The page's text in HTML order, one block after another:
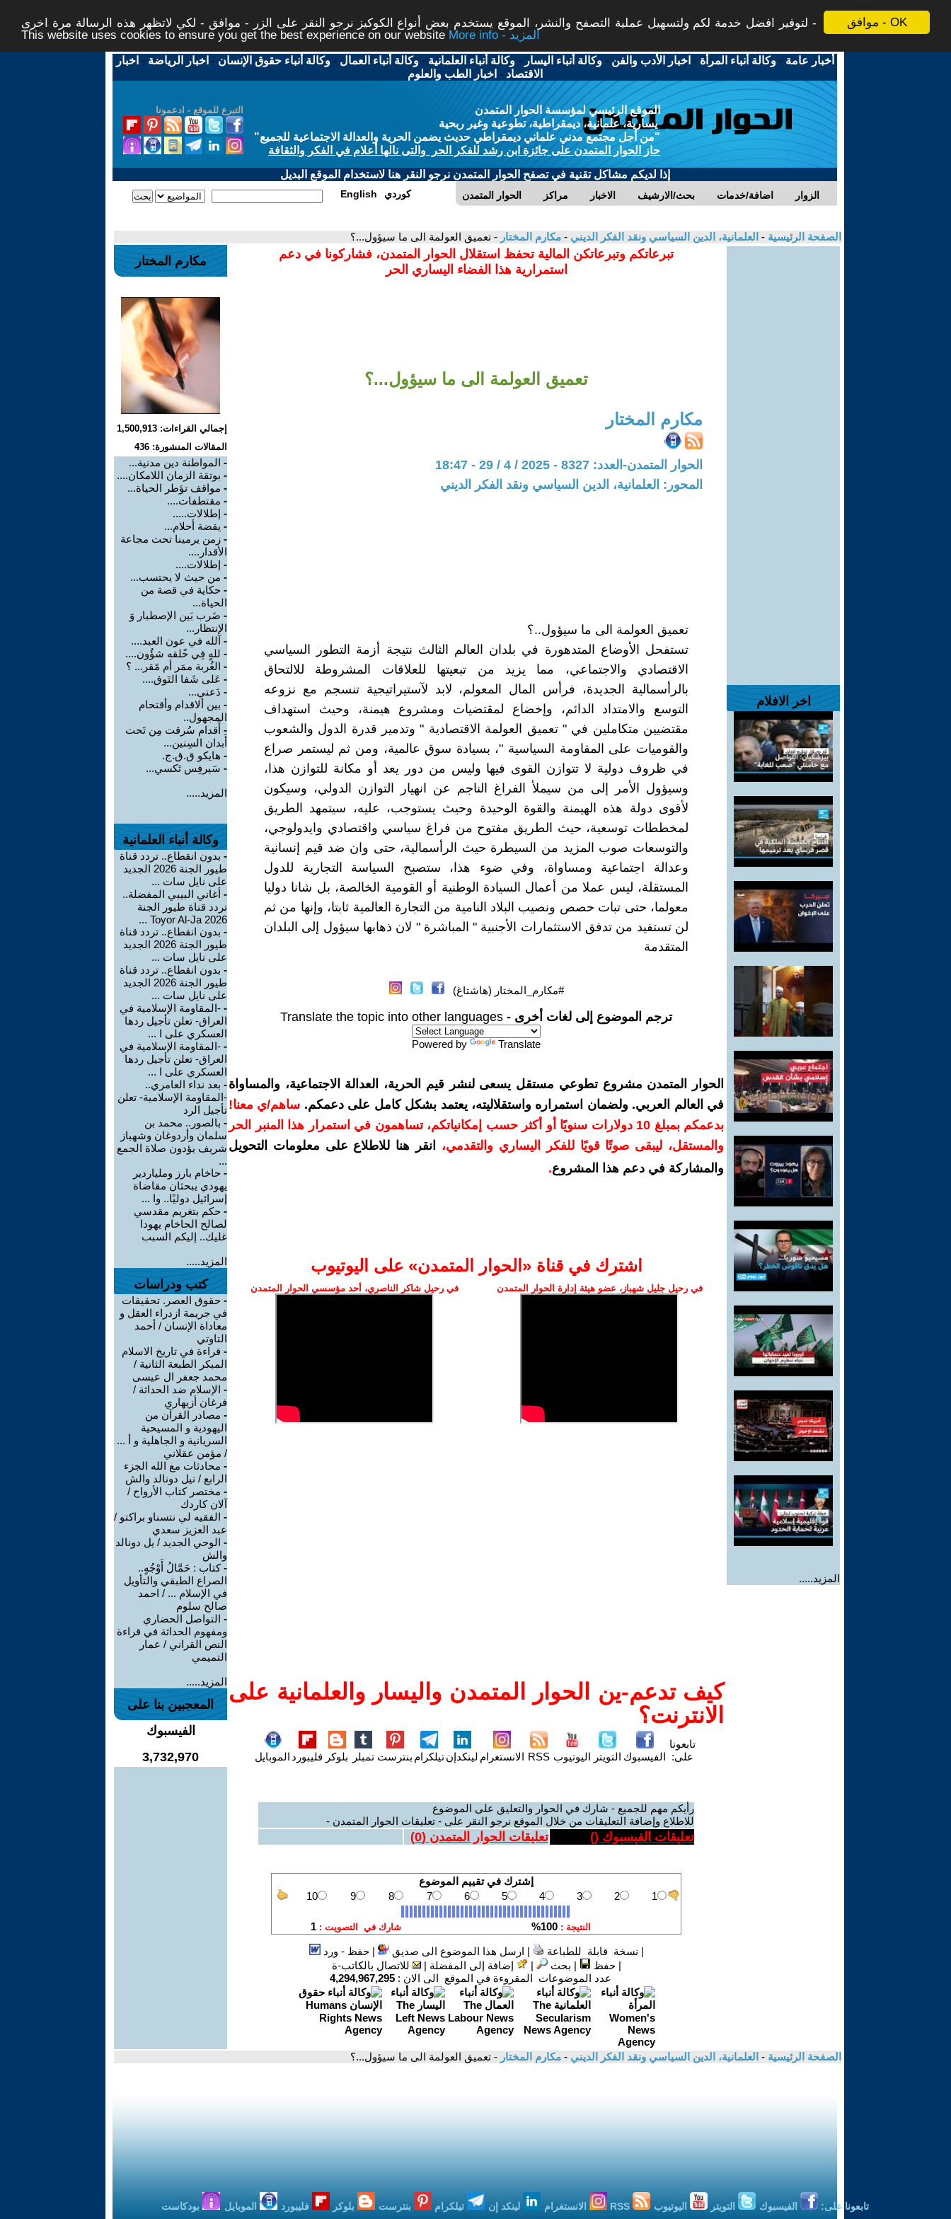
موافق - OK
لتوفير افضل خدمة لكم ولتسهيل عملية التصفح والنشر، الموقع يستخدم بعض أنواع الكوكيز نرجو النقر على الزر - موافق - لكي لاتظهر هذه الرسالة مرة اخرى -
This website uses cookies to ensure you get the best experience on our website
More info - المزيد
أخبار عامة -وكالة أنباء المرأة - اخبار الأدب والفن -وكالة أنباء اليسار -وكالة أنباء العلمانية -وكالة أنباء العمال -وكالة أنباء حقوق الإنسان - اخبار الرياضة - اخبار
الاقتصاد - اخبار الطب والعلوم
التبرع للموقع - ادعمونا
الموقع الرئيسي لمؤسسة الحوار المتمدن
يسارية، علمانية، ديمقراطية، تطوعية وغير ربحية
"من أجل مجتمع مدني علماني ديمقراطي حديث يضمن الحرية والعدالة الاجتماعية للجميع"
حاز الحوار المتمدن على جائزة ابن رشد للفكر الحر والتى نالها أعلام في الفكر والثقافة
إذا لديكم مشاكل تقنية في تصفح الحوار المتمدن نرجو النقر هنا لاستخدام الموقع البديل
الحوار المتمدن مراكز الاخبار بحث/الارشيف اضافة/خدمات الزوار English كوردي
الصفحة الرئيسية - العلمانية، الدين السياسي ونقد الفكر الديني - مكارم المختار - تعميق العولمة الى ما سيؤول...؟
اخر الافلام
المزيد.....
تبرعاتكم وتبرعاتكن المالية تحفظ استقلال الحوار المتمدن، فشاركونا في دعم
استمرارية هذا الفضاء اليساري الحر
تعميق العولمة الى ما سيؤول...؟
مكارم المختار
الحوار المتمدن-العدد: 8327 - 2025 / 4 / 29 - 18:47
المحور: العلمانية، الدين السياسي ونقد الفكر الديني
تعميق العولمة الى ما سيؤول..؟
تستفحل الأوضاع المتدهورة في بلدان العالم الثالث نتيجة أزمة التطور السياسي
الاقتصادي والاجتماعي، مما يزيد من تبعيتها للعلاقات المشروطة للالتحاق
بالرأسمالية الجديدة، فرأس المال المعولم، لابد لآستيراتيجية تنسجم مع نزوعه
التوسع والامتداد الدائم، وإخضاع لمقتضيات ومشروع هيمنة، وحيث استهداف
مقتضيين متكاملين في " تعميق العولمة الاقتصادية " وتدمير قدرة الدول والشعوب
والقوميات على المقاومة السياسية "، بسيادة سوق عالمية، ومن ثم ليستمر صراع
في ظروف دولية لا تتوازن القوى فيها وليس من دور يعد أو مكانة للتوازن هذا،
وسيؤول الأمر إلى من سيملأ الفراغ الناجم عن انهيار التوازن الدولي، وسيكون
لأقوى دولة هذه الهيمنة والقوة الوحيدة وحيث يستوجب، عليه، سيتمهد الطريق
لمخططات توسعية، حيث الطريق مفتوح من فراغ سياسي واقتصادي وايدولوجي،
والتوسعات صوب المزيد من السيطرة حيث الرأسمالية، حتى وان ضد قيم إنسانية
وعدالة اجتماعية ومساواة، وفي ضوء هذا، ستصبح السياسة التجارية للدول
المستقلة، ليس عملا من أعمال السيادة الوطنية أو القومية الخالصة، بل شانا دوليا
معولما، حتى تبات حصص ونصيب البلاد النامية من التجارة العالمية ثابتا، وإنها من ثم
لن تستفيد من تدفق الاستثمارات الأجنبية " المباشرة " لان ذهابها سيؤول إلى البلدان
المتقدمة
#مكارم_المختار (هاشتاغ)
ترجم الموضوع إلى لغات أخرى - Translate the topic into other languages
Powered by Translate
الحوار المتمدن مشروع تطوعي مستقل يسعى لنشر قيم الحرية، العدالة الاجتماعية، والمساواة
في العالم العربي. ولضمان استمراره واستقلاليته، يعتمد بشكل كامل على دعمكم. ساهم/ي معنا!
بدعمكم بمبلغ 10 دولارات سنويًا أو أكثر حسب إمكانياتكم، تساهمون في استمرار هذا المنبر الحر
والمستقل، ليبقى صوتًا قويًا للفكر اليساري والتقدمي،
انقر هنا للاطلاع على معلومات التحويل
والمشاركة في دعم هذا المشروع.
اشترك في قناة ‫«الحوار المتمدن» على اليوتيوب
في رحيل جليل شهباز، عضو هيئة إدارة الحوار المتمدن في رحيل شاكر الناصري، أحد مؤسسي الحوار المتمدن
كيف تدعم-ين الحوار المتمدن واليسار والعلمانية على
الانترنت؟
تابعونا
على: الفيسبوك التويتر اليوتيوب RSS الانستغرام لينكدإنتيلكرام بنترست تمبلر بلوكر فليبورد الموبايل
رأيكم مهم للجميع - شارك في الحوار والتعليق على الموضوع
للاطلاع وإضافة التعليقات من خلال الموقع نرجو النقر على - تعليقات الحوار المتمدن -
تعليقات الفيسبوك () تعليقات الحوار المتمدن (0
)
| نسخة قابلة للطباعة | ارسل هذا الموضوع الى صديق |حفظ - ورد
|حفظ | بحث | إضافة إلى المفضلة |
للاتصال بالكاتب-ة
عدد الموضوعات المقروءة في الموقع الى الان : 4,294,967,295
مكارم المختار
إجمالي القراءات: 1,500,913
المقالات المنشورة: 436
- المواطنة دين مدنية...
- بوتقة الزمان اللامكان....
- مواقف تؤطر الحياة...
- مقتطفات....
- إطلالات.....
- يقضة أحلام...
- زمن يرمينا تحت مجاعة
الأقدار....
- إطلالات....
- من حيث لا يحتسب...
- حكاية في قصة من
الحياة...
- ضَرب بَين الإصطبار وَ
الإنتظار...
- آلله في عون العبد....
- للهٍ فِي خًلقه شؤُون....
- الغُربة ممَر أم مًقر... ؟
- عَلى شَفا التَوق....
- دَعني...
- بين ألاقدام وأقتحام
المجهول..
- أَقدام سُرقت مِن تَحت
أَبدان السِنين...
- هايكو ق.ق.ج.
- سَيرفِس تَكسي...
المزيد.....
وكالة أنباء العلمانية
- بدون انقطاع.. تردد قناة
طيور الجنة 2026 الجديد
على نايل سات ...
- أغاني البيبي المفضلة..
تردد قناة طيور الجنة
2026 Toyor Al-Ja ...
- بدون انقطاع.. تردد قناة
طيور الجنة 2026 الجديد
على نايل سات ...
- بدون انقطاع.. تردد قناة
طيور الجنة 2026 الجديد
على نايل سات ...
- -المقاومة الإسلامية في
العراق- تعلن تأجيل ردها
العسكري على ا ...
- -المقاومة الإسلامية في
العراق- تعلن تأجيل ردها
العسكري على ا ...
- بعد نداء العامري..
-المقاومة الإسلامية- تعلن
تأجيل الرد
- بالصور.. محمد بن
سلمان وأردوغان وشهباز
شريف يؤدون صلاة الجمع
...
- حاخام بارز وملياردير
يهودي يبحثان مقاضاة
إسرائيل دوليًا.. وا ...
- حكم بتغريم مقدسي
لصالح الحاخام يهودا
غليك.. إليكم السبب
المزيد.....
كتب ودراسات
- حقوق العصر. تحقيقات
في جريمة ازدراء العقل و
معاداة الإنسان / أحمد
التاوتي
- قراءة في تاريخ الاسلام
المبكر الطبعة الثانية /
محمد جعفر ال عيسى
- الإسلام ضد الحداثة /
فرغان أزيهاري
- مصادر القرآن من
اليهودية و المسيحية
السريانية و الجاهلية و أ ...
/ مؤمن عقلاني
- محادثات مع الله الجزء
الرابع / نيل دونالد والش
- مختصر كتاب الأرواح /
آلان كاردك
- الفقيه لي نتسناو براكتو /
عبد العزيز سعدي
- الوحي الجديد / يل دونالد
والش
-كتاب : حَمَّالُ أَوْجُهٍ..
الصراع الطبقي والتأويل
في الإسلام ... / احمد
صالح سلوم
- التواصل الحضاري
ومفهوم الحداثة في قراءة
النص القراني / عمار
التميمي
المزيد.....
المعجبين بنا على
الفيسبوك
3,732,970
الصفحة الرئيسية - العلمانية، الدين السياسي ونقد الفكر الديني - مكارم المختار - تعميق العولمة الى ما سيؤول...؟
تابعونا على: الفيسبوك التويتر اليوتيوب الانستغرام لينكد إن تيلكرام بنترست بلوكر فليبورد الموبايل بودكاست